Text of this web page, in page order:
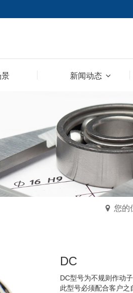
景 新闻动态
您的
DC
DC型号为不规则作动
此型号必须配合客户之